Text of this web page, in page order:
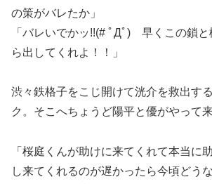
の策がバレたか」
「バレいでかッ!!(# ﾟДﾟ) 早くこの鎖
ら出してくれよ！！」
渋々鉄格子をこじ開けて洸介を救出す
ク。そこへちょうど陽平と優がやって来
「桜庭くんが助けに来てくれて本当に
し来てくれるのが遅かったら今頃どう